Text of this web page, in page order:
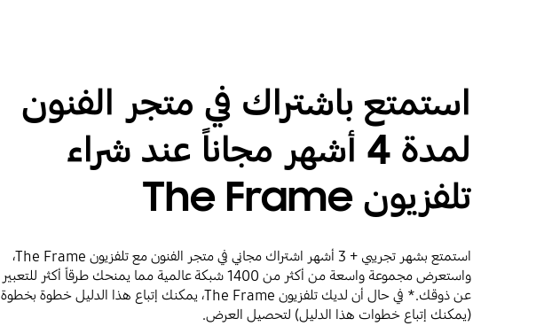
استمتع باشتراك في متجر الفنون
لمدة 4 أشهر مجاناً عند شراء
تلفزيون The Frame
استمتع بشهر تجريبي + 3 أشهر اشتراك مجاني في متجر الفنون مع تلفزيون The Frame،
واستعرض مجموعة واسعة من أكثر من 1400 شبكة عالمية مما يمنحك طرقاً أكثر للتعبير
عن ذوقك.* في حال أن لديك تلفزيون The Frame، يمكنك إتباع هذا الدليل خطوة بخطوة
(يمكنك إتباع خطوات هذا الدليل) لتحصيل العرض.